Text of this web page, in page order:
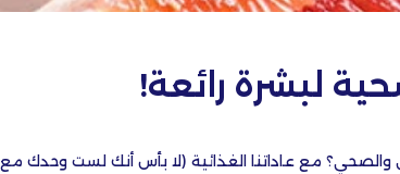
لبشرة رائعة!
مع عاداتنا الغذائية (لا بأس أنك لست وحدك مع